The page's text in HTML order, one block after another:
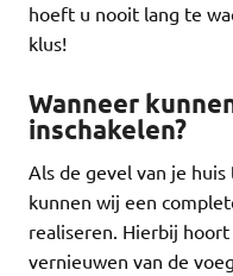
hoeft u nooit lang te
klus!
Wanneer
inschakelen?
Als de gevel van je
kunnen wij een
realiseren. Hierbij
vernieuwen van de